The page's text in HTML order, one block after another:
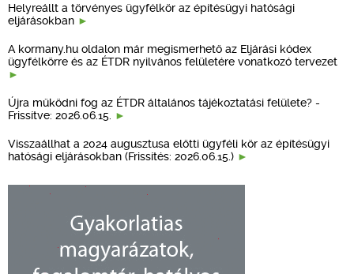
Helyreállt a törvényes ügyfélkör az építésügyi hatósági
eljárásokban
A kormany.hu oldalon már megismerhető az Eljárási kódex
ügyfélkörre és az ÉTDR nyilvános felületére vonatkozó tervezet
Újra működni fog az ÉTDR általános tájékoztatási felülete? -
Frissítve: 2026.06.15.
Visszaállhat a 2024 augusztusa előtti ügyféli kör az építésügyi
hatósági eljárásokban (Frissítés: 2026.06.15.)